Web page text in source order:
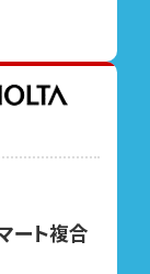
ート複合